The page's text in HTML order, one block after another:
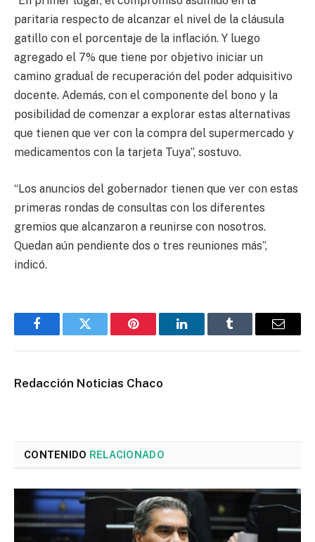
paritaria respecto de alcanzar el nivel de la cláusula
gatillo con el porcentaje de la inflación. Y luego
agregado el 7% que tiene por objetivo iniciar un
camino gradual de recuperación del poder adquisitivo
docente. Además, con el componente del bono y la
posibilidad de comenzar a explorar estas alternativas
que tienen que ver con la compra del supermercado y
medicamentos con la tarjeta Tuya”, sostuvo.
“Los anuncios del gobernador tienen que ver con estas
primeras rondas de consultas con los diferentes
gremios que alcanzaron a reunirse con nosotros.
Quedan aún pendiente dos o tres reuniones más”,
indicó.
FacebookTwitter Pinterest LinkedInTumblr Email
Redacción Noticias Chaco
CONTENIDO RELACIONADO